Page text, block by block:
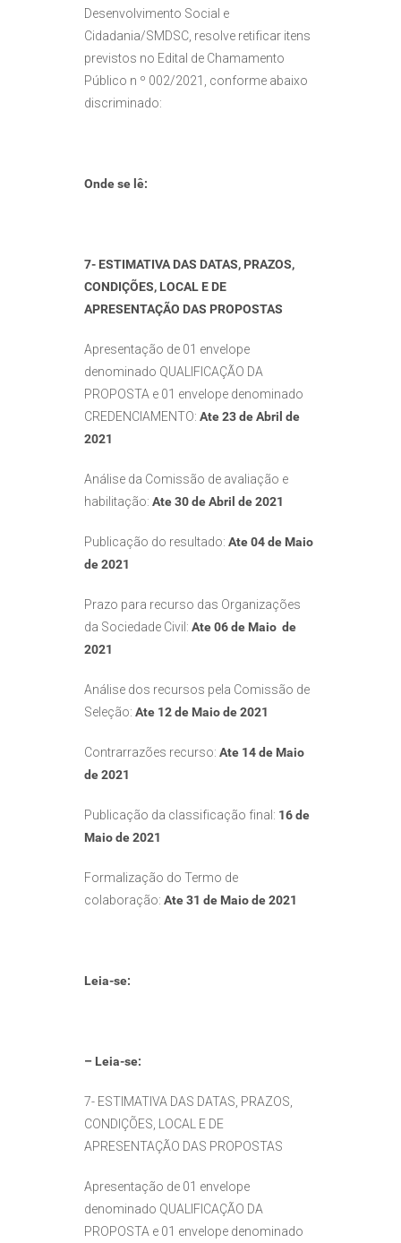
Desenvolvimento Social e
Cidadania/SMDSC, resolve retificar itens
previstos no Edital de Chamamento
Público n º 002/2021, conforme abaixo
discriminado:
Onde se lê:
7- ESTIMATIVA DAS DATAS, PRAZOS,
CONDIÇÕES, LOCAL E DE
APRESENTAÇÃO DAS PROPOSTAS
Apresentação de 01 envelope
denominado QUALIFICAÇÃO DA
PROPOSTA e 01 envelope denominado
CREDENCIAMENTO: Ate 23 de Abril de
2021
Análise da Comissão de avaliação e
habilitação: Ate 30 de Abril de 2021
Publicação do resultado: Ate04 de Maio
de 2021
Prazo para recurso das Organizações
da Sociedade Civil: Ate 06 de Maio de
2021
Análise dos recursos pela Comissão de
Seleção: Ate 12 de Maio de 2021
Contrarrazões recurso: Ate 14 de Maio
de 2021
Publicação da classificação final: 16 de
Maio de 2021
Formalização do Termo de
colaboração: Ate 31 de Maio de 2021
Leia-se:
– Leia-se:
7- ESTIMATIVA DAS DATAS, PRAZOS,
CONDIÇÕES, LOCAL E DE
APRESENTAÇÃO DAS PROPOSTAS
Apresentação de 01 envelope
denominado QUALIFICAÇÃO DA
PROPOSTA e 01 envelope denominado